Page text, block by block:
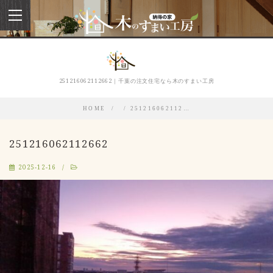
toggle
navigation
251216062112662｜千葉の注文住宅なら木のすまい工房
HOME 251216062112…
251216062112662
2025-12-16